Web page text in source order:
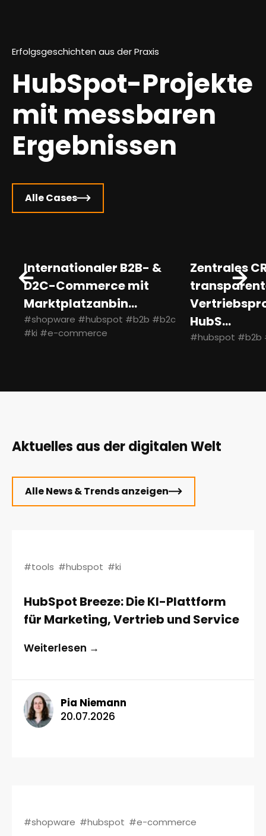
Erfolgsgeschichten aus der Praxis
HubSpot-Projekte
mit messbaren
Ergebnissen
Alle Cases
Internationaler B2B- &
D2C-Commerce mit
Marktplatzanbin...
#shopware #hubspot #b2b #b2c
#ki #e-commerce
Zentrales
HubS...
#hubspot #b2b
Aktuelles aus der digitalen Welt
Alle News & Trends anzeigen
#tools #hubspot #ki
HubSpot Breeze: Die KI-Plattform
für Marketing, Vertrieb und Service
Weiterlesen →
Pia Niemann
20.07.2026
#shopware #hubspot #e-commerce